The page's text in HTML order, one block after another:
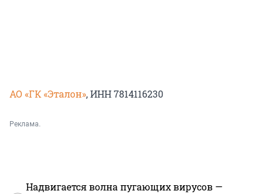
АО «ГК «Эталон», ИНН 7814116230
Реклама.
Надвигается волна пугающих вирусов —